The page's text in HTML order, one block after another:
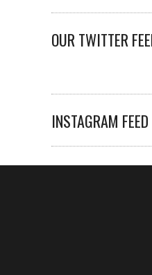
OUR TWITTER
INSTAGRAM FEED